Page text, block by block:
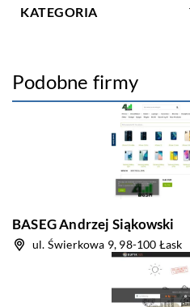
KATEGORIA
Podobne firmy
BASEG Andrzej Siąkowski
ul. Świerkowa 9, 98-100 Łask